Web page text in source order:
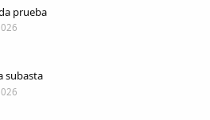
prueba
subasta